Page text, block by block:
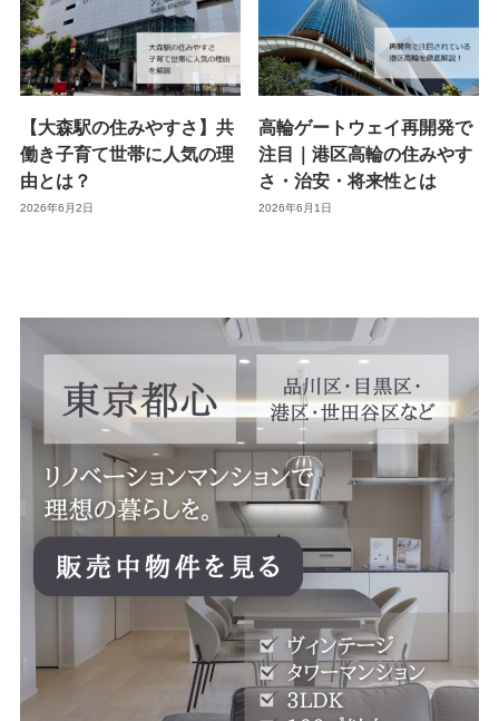
【大森駅の住みやすさ】共
働き子育て世帯に人気の理
由とは？
2026年6月2日
高輪ゲートウェイ再開発で
注目｜港区高輪の住みやす
さ・治安・将来性とは
2026年6月1日